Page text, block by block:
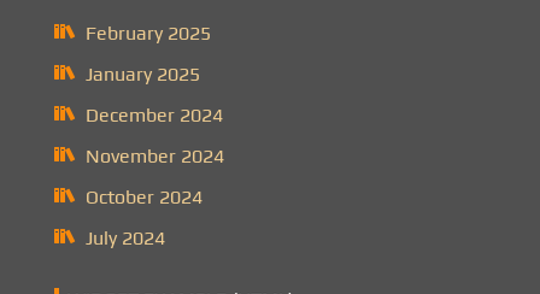
February 2025
January 2025
December 2024
November 2024
October 2024
July 2024